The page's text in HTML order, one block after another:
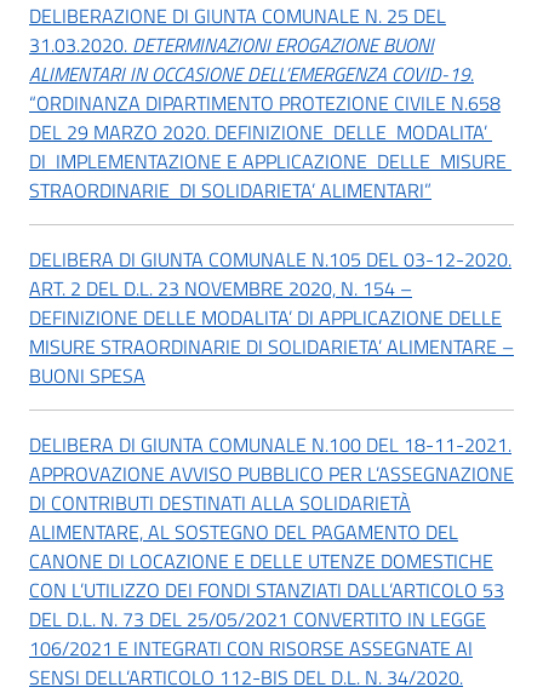
DELIBERAZIONE DI GIUNTA COMUNALE N. 25 DEL
31.03.2020. DETERMINAZIONI EROGAZIONE BUONI
ALIMENTARI IN OCCASIONE DELL’EMERGENZA COVID-19.
“ORDINANZA DIPARTIMENTO PROTEZIONE CIVILE N.658
DEL 29 MARZO 2020. DEFINIZIONE DELLE MODALITA’
DI IMPLEMENTAZIONE E APPLICAZIONE DELLE MISURE
STRAORDINARIE DI SOLIDARIETA’ ALIMENTARI”
DELIBERA DI GIUNTA COMUNALE N.105 DEL 03-12-2020.
ART. 2 DEL D.L. 23 NOVEMBRE 2020, N. 154 –
DEFINIZIONE DELLE MODALITA’ DI APPLICAZIONE DELLE
MISURE STRAORDINARIE DI SOLIDARIETA’ ALIMENTARE –
BUONI SPESA
DELIBERA DI GIUNTA COMUNALE N.100 DEL 18-11-2021.
APPROVAZIONE AVVISO PUBBLICO PER L’ASSEGNAZIONE
DI CONTRIBUTI DESTINATI ALLA SOLIDARIETÀ
ALIMENTARE, AL SOSTEGNO DEL PAGAMENTO DEL
CANONE DI LOCAZIONE E DELLE UTENZE DOMESTICHE
CON L’UTILIZZO DEI FONDI STANZIATI DALL’ARTICOLO 53
DEL D.L. N. 73 DEL 25/05/2021 CONVERTITO IN LEGGE
106/2021 E INTEGRATI CON RISORSE ASSEGNATE AI
SENSI DELL’ARTICOLO 112-BIS DEL D.L. N. 34/2020.